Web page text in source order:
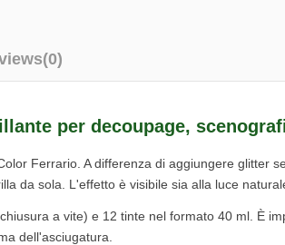
(0)
per decoupage,
Ferrario. A differenza di aggiungere
da sola. L'effetto è visibile sia alla luce
a vite) e 12 tinte nel formato 40 ml. È
dell'asciugatura.